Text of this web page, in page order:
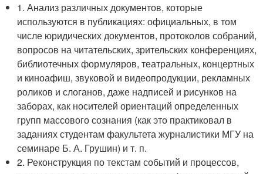
1. Анализ различных документов, которые
используются в публикациях: официальных, в том
числе юридических документов, протоколов собраний,
вопросов на читательских, зрительских конференциях,
библиотечных формуляров, театральных, концертных
и киноафиш, звуковой и видеопродукции, рекламных
роликов и слоганов, даже надписей и рисунков на
заборах, как носителей ориентаций определенных
групп массового сознания (как это практиковал в
заданиях студентам факультета журналистики МГУ на
семинаре Б. А. Грушин) и т. п.
2. Реконструкция по текстам событий и процессов,